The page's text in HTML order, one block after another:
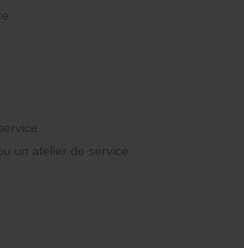
un atelier de service